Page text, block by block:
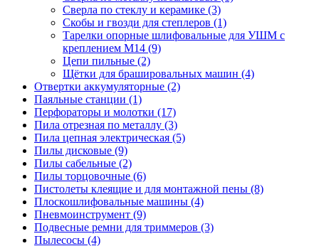
Сверла по стеклу и керамике (3)
Скобы и гвозди для степлеров (1)
Тарелки опорные шлифовальные для УШМ с
креплением М14 (9)
Цепи пильные (2)
Щётки для брашировальных машин (4)
Отвертки аккумуляторные (2)
Паяльные станции (1)
Перфораторы и молотки (17)
Пила отрезная по металлу (3)
Пила цепная электрическая (5)
Пилы дисковые (9)
Пилы сабельные (2)
Пилы торцовочные (6)
Пистолеты клеящие и для монтажной пены (8)
Плоскошлифовальные машины (4)
Пневмоинструмент (9)
Подвесные ремни для триммеров (3)
Пылесосы (4)